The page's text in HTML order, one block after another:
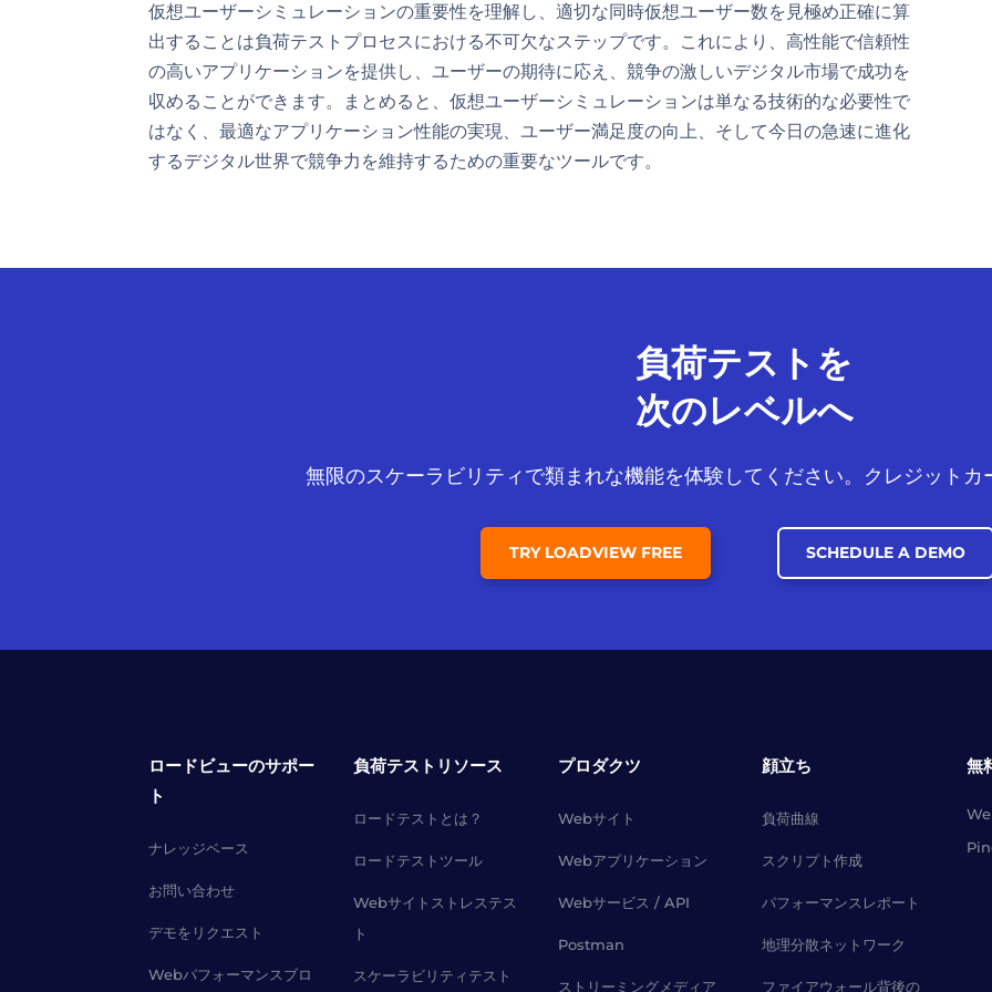
仮想ユーザーシミュレーションの重要性を理解し、適切な同時仮想ユーザー数を見極め正確に算
出することは負荷テストプロセスにおける不可欠なステップです。これにより、高性能で信頼性
の高いアプリケーションを提供し、ユーザーの期待に応え、競争の激しいデジタル市場で成功を
収めることができます。まとめると、仮想ユーザーシミュレーションは単なる技術的な必要性で
はなく、最適なアプリケーション性能の実現、ユーザー満足度の向上、そして今日の急速に進化
するデジタル世界で競争力を維持するための重要なツールです。
負荷テストを
次のレベルへ
無限のスケーラビリティで類まれな機能を体験してください。クレジットカ
TRY LOADVIEW FREE SCHEDULE A DEMO
ロードビューのサポー
ト
ナレッジベース
お問い合わせ
デモをリクエスト
Webパフォーマンスブロ
負荷テストリソース
ロードテストとは？
ロードテストツール
Webサイトストレステス
ト
スケーラビリティテスト
プロダクツ
Webサイト
Webアプリケーション
Webサービス / API
Postman
ストリーミングメディア
顔立ち
負荷曲線
スクリプト作成
パフォーマンスレポート
地理分散ネットワーク
ファイアウォール背後の
無